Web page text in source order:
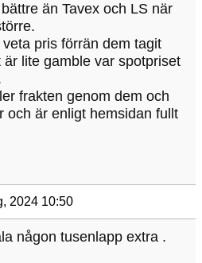
än Tavex och LS när
pris förrän dem tagit
lite gamble var spotpriset
frakten genom dem och
och är enligt hemsidan fullt
2024 10:50
någon tusenlapp extra .